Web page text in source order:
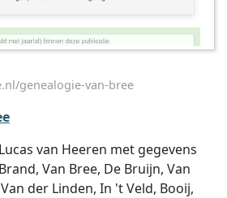
genealogie-van-bree
van Heeren met gegevens
Van Bree, De Bruijn, Van
der Linden, In 't Veld, Booij,